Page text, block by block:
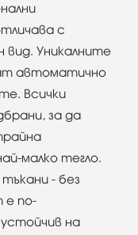
с
вид. Уникалните
автоматично
Всички
за да
малко тегло.
- без
е по-
на